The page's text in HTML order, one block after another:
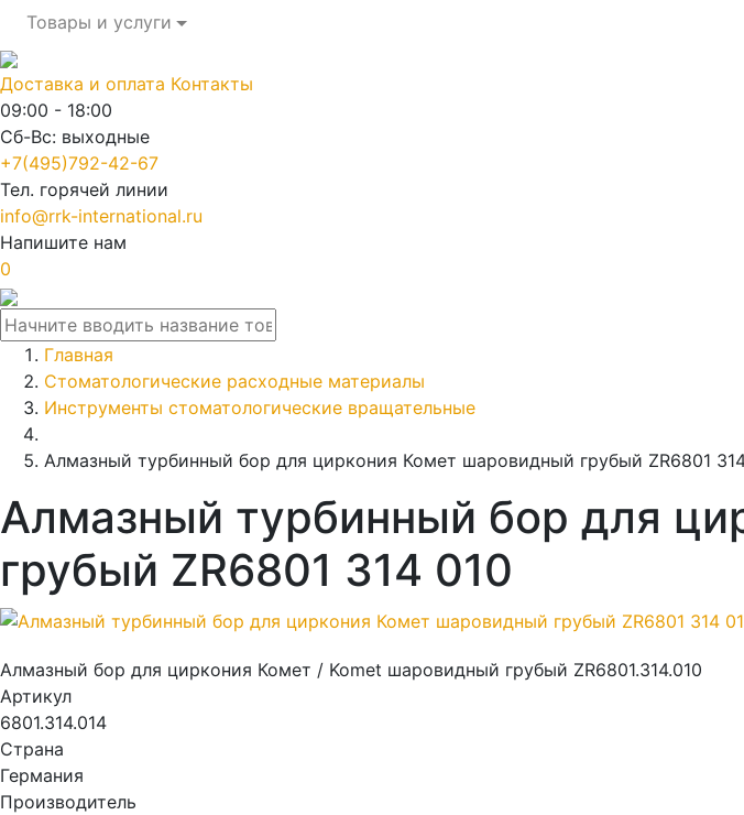
Товары и услуги
Доставка и оплата Контакты
09:00 - 18:00
Сб-Вс: выходные
+7(495)792-42-67
Тел. горячей линии
info@rrk-international.ru
Напишите нам
0
Главная
Стоматологические расходные материалы
Инструменты стоматологические вращательные
Алмазный турбинный бор для циркония Комет шаровидный грубый ZR6801
Алмазный турбинный бор для
грубый ZR6801 314 010
Алмазный бор для циркония Комет / Komet шаровидный грубый ZR6801.314.010
Артикул
6801.314.014
Страна
Германия
Производитель